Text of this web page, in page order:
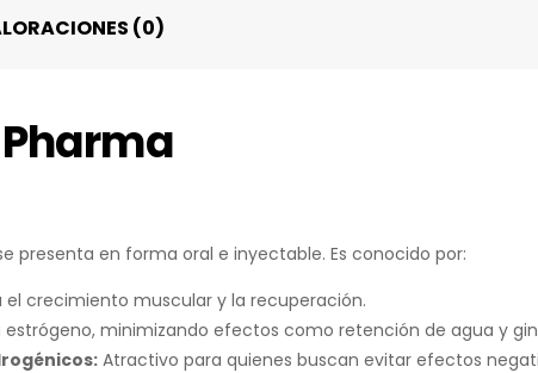
(0)
presenta en forma oral e inyectable. Es conocido por:
el crecimiento muscular y la recuperación.
estrógeno, minimizando efectos como retención de agua y
Atractivo para quienes buscan evitar efectos